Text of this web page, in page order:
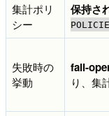
集計ポリ
シー
保持さ
失敗時の
挙動
fail-
り、集